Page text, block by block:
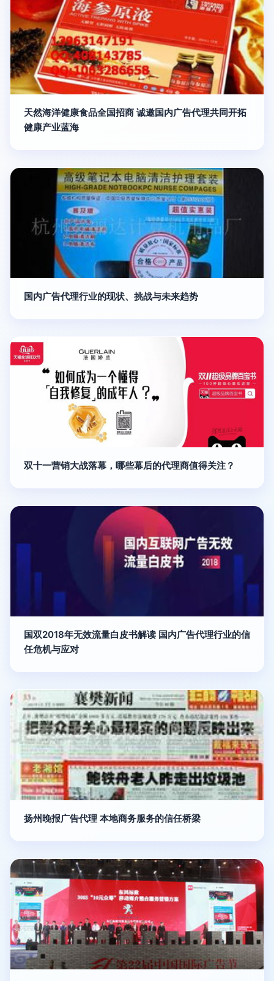
天然海洋健康食品全国招商 诚邀国内广告代理共同开拓
健康产业蓝海
国内广告代理行业的现状、挑战与未来趋势
双十一营销大战落幕，哪些幕后的代理商值得关注？
国双2018年无效流量白皮书解读 国内广告代理行业的信
任危机与应对
扬州晚报广告代理 本地商务服务的信任桥梁